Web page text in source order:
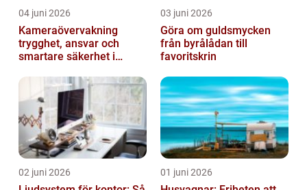
04 juni 2026
Kameraövervakning
trygghet, ansvar och
smartare säkerhet i
03 juni 2026
Göra om guldsmycken
från byrålådan till
favoritskrin
02 juni 2026 01 juni 2026